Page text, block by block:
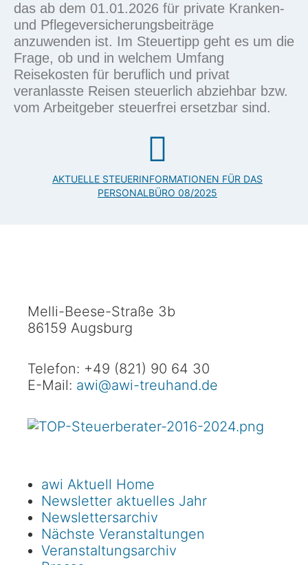
das ab dem 01.01.2026 für private Kranken-
und Pflegeversicherungsbeiträge
anzuwenden ist. Im Steuertipp geht es um die
Frage, ob und in welchem Umfang
Reisekosten für beruflich und privat
veranlasste Reisen steuerlich abziehbar bzw.
vom Arbeitgeber steuerfrei ersetzbar sind.
AKTUELLE STEUERINFORMATIONEN FÜR DAS
PERSONALBÜRO 08/2025
Melli-Beese-Straße 3b
86159 Augsburg
Telefon: +49 (821) 90 64 30
E-Mail: awi@awi-treuhand.de
awi Aktuell Home
Newsletter aktuelles Jahr
Newslettersarchiv
Nächste Veranstaltungen
Veranstaltungsarchiv